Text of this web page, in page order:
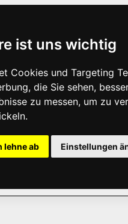
ist uns wichtig
Cookies und Targeting
die Sie sehen,
zu messen, um zu
lehne ab Einstellungen